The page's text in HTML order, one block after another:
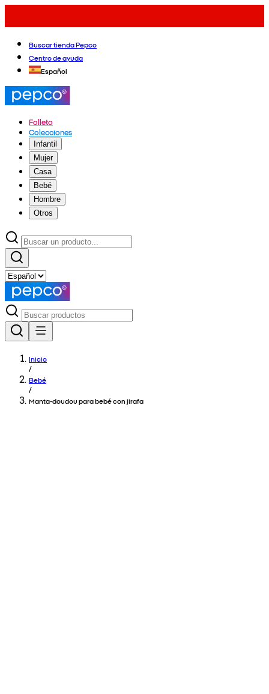
Buscar tienda Pepco
Centro de ayuda
Español
Folleto
Colecciones
Infantil
Mujer
Casa
Bebé
Hombre
Otros
Inicio
/
Bebé
/
Manta-doudou para bebé con jirafa